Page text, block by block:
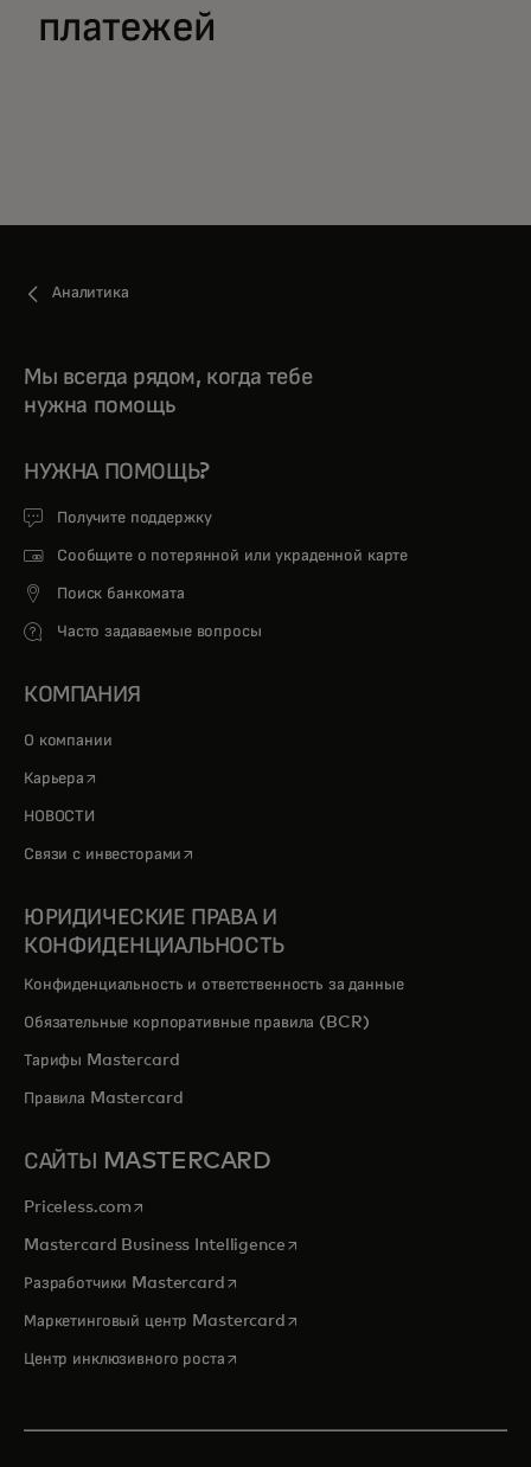
платежей
Аналитика
Мы всегда рядом, когда тебе
нужна помощь
НУЖНА ПОМОЩЬ?
Получите поддержку
Сообщите о потерянной или украденной карте
Поиск банкомата
Часто задаваемые вопросы
КОМПАНИЯ
О компании
Карьера opens in a new tab
НОВОСТИ
Связи с инвесторами opens in a new tab
ЮРИДИЧЕСКИЕ ПРАВА И
КОНФИДЕНЦИАЛЬНОСТЬ
Конфиденциальность и ответственность за данные
Обязательные корпоративные правила (BCR)
Тарифы Mastercard
Правила Mastercard
САЙТЫ MASTERCARD
Priceless.com opens in a new tab
Mastercard Business Intelligenceopens in a new tab
Разработчики Mastercardopens in a new tab
Маркетинговый центр Mastercardopens in a new tab
Центр инклюзивного ростаopens in a new tab